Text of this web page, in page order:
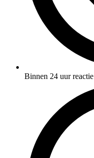
Binnen 24 uur reactie